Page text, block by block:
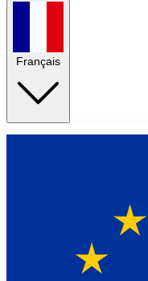
Français